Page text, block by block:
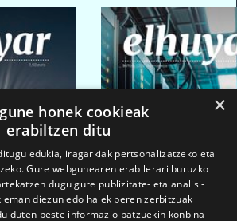
×
honek cookieak
erabiltzen ditu
edukia, iragarkiak pertsonalizatzeko eta
Gure webgunearen erabilerari buruzko
dugu gure publizitate- eta analisi-
eman diezun edo haiek beren zerbitzuak
duten beste informazio batzuekin konbina